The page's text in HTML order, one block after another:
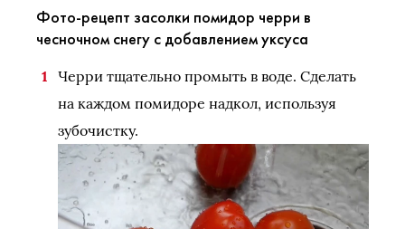
Фото-рецепт засолки помидор черри в
чесночном снегу с добавлением уксуса
Черри тщательно промыть в воде. Сделать
на каждом помидоре надкол, используя
зубочистку.